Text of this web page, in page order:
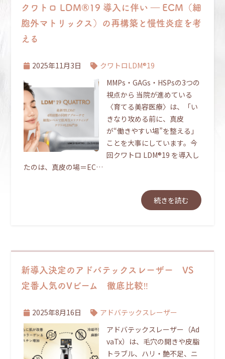
クワトロ LDM®19 導入に伴い ― ECM（細
胞外マトリックス）の再構築と慢性炎症を考
える
2025年11月3日
クワトロLDM®19
MMPs・GAGs・HSPsの3つの
視点から 当院が進めている
〈育てる美容医療〉は、「い
きなり攻める前に、真皮
が“働きやすい場”を整える」
ことを大事にしています。今
回クワトロ LDM®19 を導入し
たのは、真皮の場＝EC…
続きを読む
新導入決定のアドバテックスレーザー VS
定番人気のVビーム 徹底比較‼
2025年8月16日
アドバテックスレーザー
アドバテックスレーザー（Ad
vaTx）は、毛穴の開きや皮脂
トラブル、ハリ・艶不足、ニ